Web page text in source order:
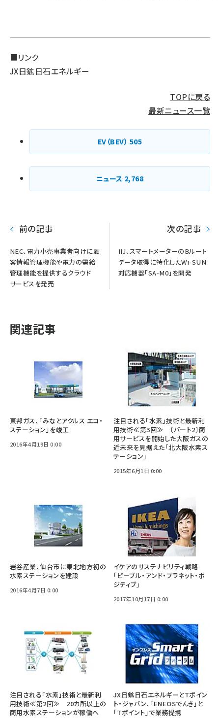
■リンク
JX日鉱日石エネルギー
TOPに戻る
最新ニュース一覧
EV（BEV） 505
ニュース 2,768
前の記事
NEC、電力小売事業者向けに顧
客情報管理機能や電力の需給
管理機能を提供するクラウド
サービスを発売
次の記事
IIJ、スマートメーターのBルート
データ取得に特化したWi-SUN
対応機器「SA-M0」を開発
関連記事
東邦ガス、「みなとアクルス エコ・
ステーション」を竣工
2016年4月19日 0:00
注目される「水素」技術と最新利
用技術≪第3回≫ 〔パート2〕商
用サービスを開始した大阪ガスの
近未来を見据えた「北大阪水素ス
テーション」
2015年6月1日 0:00
岩谷産業、仙台市に東北地方初の
水素ステーションを建設
2016年4月7日 0:00
イケアのサステナビリティ戦略
「ピープル・アンド・プラネット・ポ
ジティブ」
2017年10月17日 0:00
注目される「水素」技術と最新利
用技術≪第2回≫ 20カ所以上の
商用水素ステーションが稼働へ
JX日鉱日石エネルギーとTポイン
ト・ジャパン、「ENEOSでんき」と
「Tポイント」で業務提携